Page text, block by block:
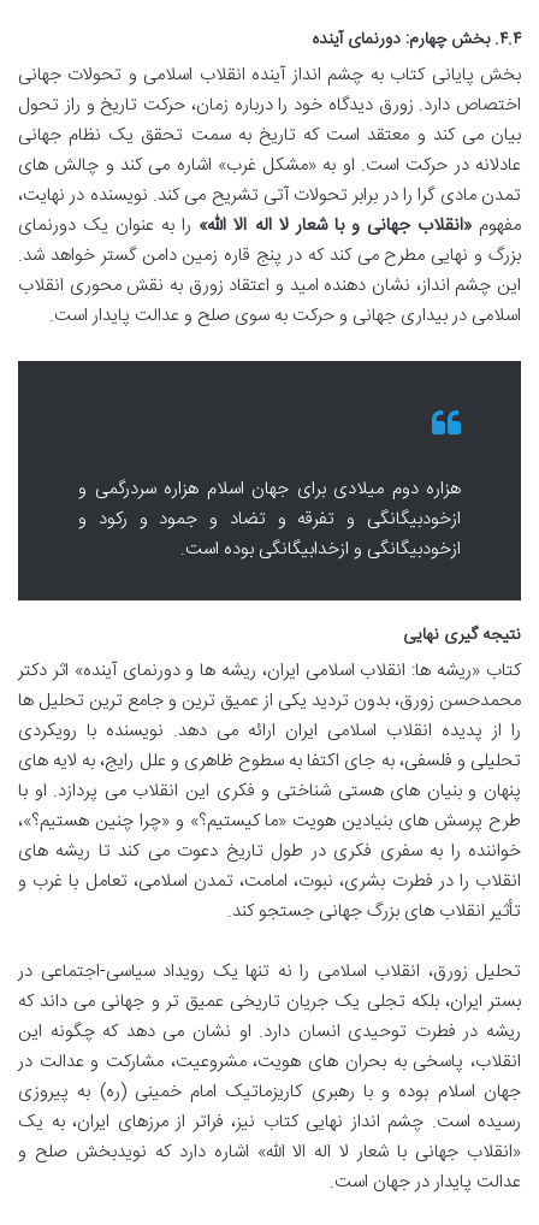
۴.۴. بخش چهارم: دورنمای آینده
بخش پایانی کتاب به چشم انداز آینده انقلاب اسلامی و تحولات جهانی
اختصاص دارد. زورق دیدگاه خود را درباره زمان، حرکت تاریخ و راز تحول
بیان می کند و معتقد است که تاریخ به سمت تحقق یک نظام جهانی
عادلانه در حرکت است. او به «مشکل غرب» اشاره می کند و چالش های
تمدن مادی گرا را در برابر تحولات آتی تشریح می کند. نویسنده در نهایت،
مفهوم«انقلاب جهانی و با شعار لا اله الا الله» را به عنوان یک دورنمای
بزرگ و نهایی مطرح می کند که در پنج قاره زمین دامن گستر خواهد شد.
این چشم انداز، نشان دهنده امید و اعتقاد زورق به نقش محوری انقلاب
اسلامی در بیداری جهانی و حرکت به سوی صلح و عدالت پایدار است.
هزاره دوم میلادی برای جهان اسلام هزاره سردرگمی و
ازخودبیگانگی و تفرقه و تضاد و جمود و رکود و
ازخودبیگانگی و ازخدابیگانگی بوده است.
نتیجه گیری نهایی
کتاب «ریشه ها: انقلاب اسلامی ایران، ریشه ها و دورنمای آینده» اثر دکتر
محمدحسن زورق، بدون تردید یکی از عمیق ترین و جامع ترین تحلیل ها
را از پدیده انقلاب اسلامی ایران ارائه می دهد. نویسنده با رویکردی
تحلیلی و فلسفی، به جای اکتفا به سطوح ظاهری و علل رایج، به لایه های
پنهان و بنیان های هستی شناختی و فکری این انقلاب می پردازد. او با
طرح پرسش های بنیادین هویت «ما کیستیم؟» و «چرا چنین هستیم؟»،
خواننده را به سفری فکری در طول تاریخ دعوت می کند تا ریشه های
انقلاب را در فطرت بشری، نبوت، امامت، تمدن اسلامی، تعامل با غرب و
تأثیر انقلاب های بزرگ جهانی جستجو کند.
تحلیل زورق، انقلاب اسلامی را نه تنها یک رویداد سیاسی-اجتماعی در
بستر ایران، بلکه تجلی یک جریان تاریخی عمیق تر و جهانی می داند که
ریشه در فطرت توحیدی انسان دارد. او نشان می دهد که چگونه این
انقلاب، پاسخی به بحران های هویت، مشروعیت، مشارکت و عدالت در
جهان اسلام بوده و با رهبری کاریزماتیک امام خمینی (ره) به پیروزی
رسیده است. چشم انداز نهایی کتاب نیز، فراتر از مرزهای ایران، به یک
«انقلاب جهانی با شعار لا اله الا الله» اشاره دارد که نویدبخش صلح و
عدالت پایدار در جهان است.